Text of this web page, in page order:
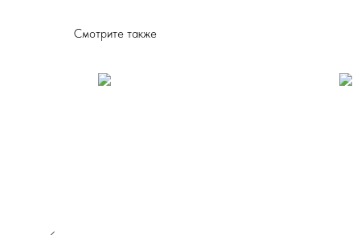
Смотрите также